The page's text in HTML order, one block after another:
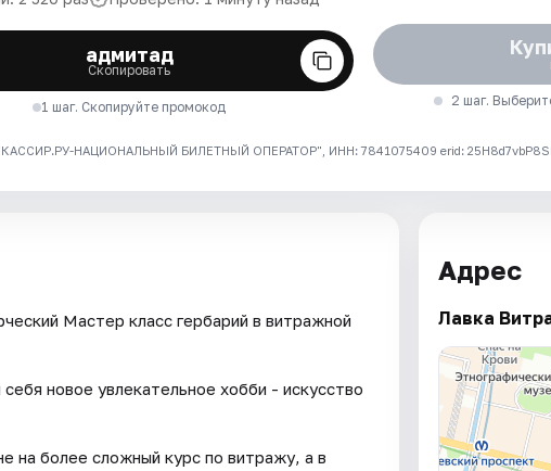
адмитад
Скопировать
1 шаг. Скопируйте промокод
2 шаг.
НАЦИОНАЛЬНЫЙ БИЛЕТНЫЙ ОПЕРАТОР", ИНН: 7841075409 erid:
Мастер класс гербарий в витражной
новое увлекательное хобби - искусство
на более сложный курс по витражу, а в
Адрес
Лавка